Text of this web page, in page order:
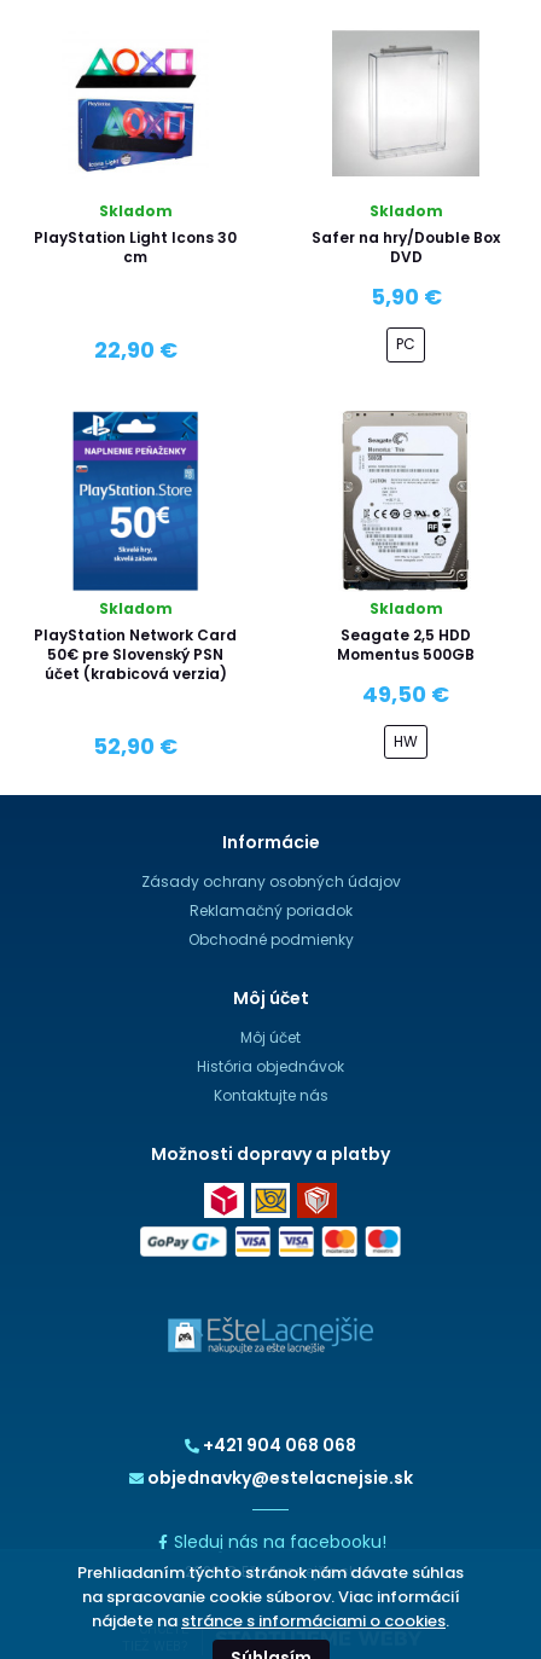
Skladom
PlayStation Light Icons 30
cm
22,90 €
Skladom
Safer na hry/Double Box
DVD
5,90 €
PC
Skladom
PlayStation Network Card
50€ pre Slovenský PSN
účet (krabicová verzia)
52,90 €
Skladom
Seagate 2,5 HDD
Momentus 500GB
49,50 €
HW
+421 904 068 068
objednavky@estelacnejsie.sk
Sleduj nás na facebooku!
2026 © EšteLacnejšie.sk
Informácie
Zásady ochrany osobných údajov
Reklamačný poriadok
Obchodné podmienky
Môj účet
Môj účet
História objednávok
Kontaktujte nás
Možnosti dopravy a platby
CHCETE
Prehliadaním týchto stránok nám dávate súhlas
na spracovanie cookie súborov. Viac informácií
nájdete na stránce s informáciami o cookies.